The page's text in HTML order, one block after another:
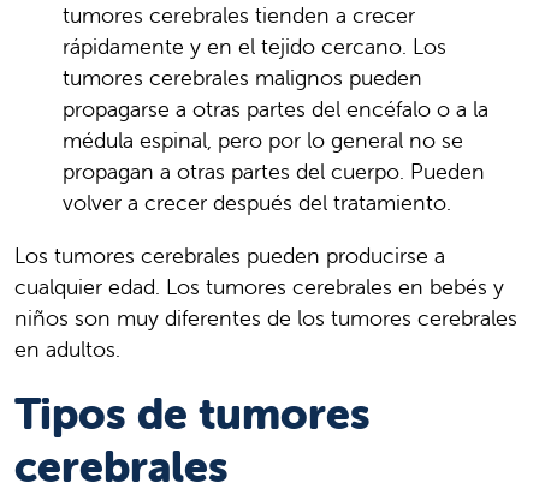
tumores cerebrales tienden a crecer
rápidamente y en el tejido cercano. Los
tumores cerebrales malignos pueden
propagarse a otras partes del encéfalo o a la
médula espinal, pero por lo general no se
propagan a otras partes del cuerpo. Pueden
volver a crecer después del tratamiento.
Los tumores cerebrales pueden producirse a
cualquier edad. Los tumores cerebrales en bebés y
niños son muy diferentes de los tumores cerebrales
en adultos.
Tipos de tumores
cerebrales